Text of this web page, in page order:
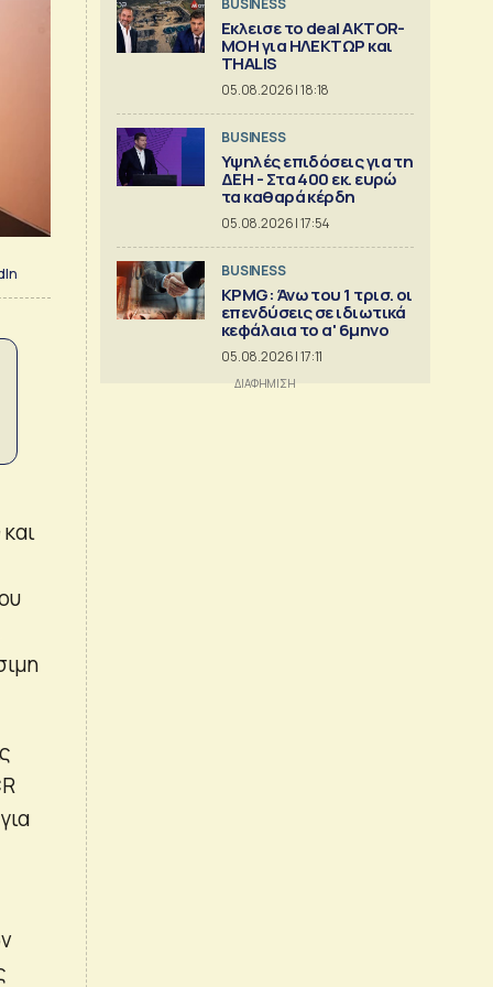
BUSINESS
Εκλεισε το deal AKTOR-
ΜΟΗ για ΗΛΕΚΤΩΡ και
THALIS
05.08.2026 | 18:18
BUSINESS
Υψηλές επιδόσεις για τη
ΔΕΗ - Στα 400 εκ. ευρώ
τα καθαρά κέρδη
05.08.2026 | 17:54
BUSINESS
KPMG: Άνω του 1 τρισ. oι
επενδύσεις σε ιδιωτικά
κεφάλαια το α' 6μηνο
05.08.2026 | 17:11